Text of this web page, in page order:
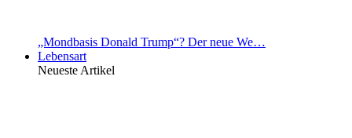
„Mondbasis Donald Trump“? Der neue We…
Lebensart
Neueste Artikel